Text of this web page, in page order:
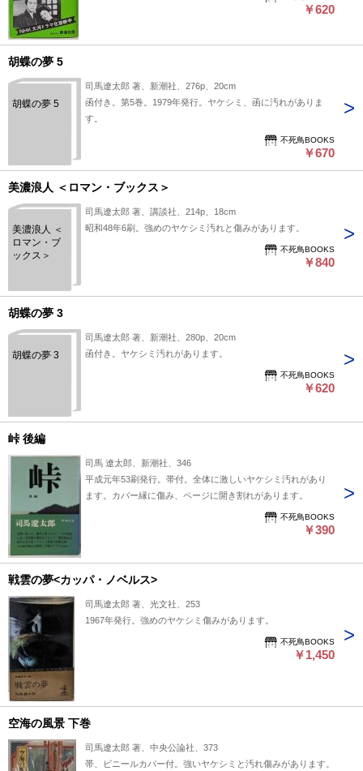
￥620
胡蝶の夢 5
胡蝶の夢 5
司馬遼太郎 著、新潮社、276p、20cm
函付き。第5巻。1979年発行。ヤケシミ、函に汚れがありま
す。
不死鳥BOOKS
￥670
美濃浪人 ＜ロマン・ブックス＞
美濃浪人 ＜
ロマン・ブ
ックス＞
司馬遼太郎 著、講談社、214p、18cm
昭和48年6刷。強めのヤケシミ汚れと傷みがあります。
不死鳥BOOKS
￥840
胡蝶の夢 3
胡蝶の夢 3
司馬遼太郎 著、新潮社、280p、20cm
函付き。ヤケシミ汚れがあります。
不死鳥BOOKS
￥620
峠 後編
司馬 遼太郎、新潮社、346
平成元年53刷発行。帯付。全体に激しいヤケシミ汚れがあり
ます。カバー縁に傷み、ページに開き割れがあります。
不死鳥BOOKS
￥390
戦雲の夢<カッパ・ノベルス>
司馬遼太郎 著、光文社、253
1967年発行。強めのヤケシミ傷みがあります。
不死鳥BOOKS
￥1,450
空海の風景 下巻
司馬遼太郎 著、中央公論社、373
帯、ビニールカバー付。強いヤケシミと汚れ傷みがあります。